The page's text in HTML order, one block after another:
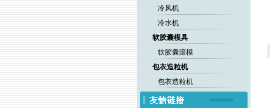
冷风机
冷水机
软胶囊模具
软胶囊滚模
包衣造粒机
包衣造粒机